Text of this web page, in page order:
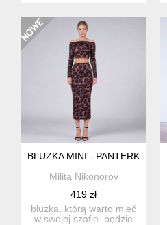
BLUZKA MINI - PANTERKA
Milita Nikonorov
419 zł
bluzka, którą warto mieć
w swojej szafie. będzie